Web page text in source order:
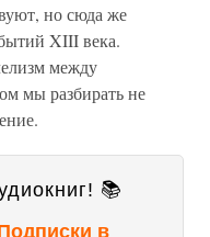
но сюда же
XIII века.
между
мы разбирать не
📚
в